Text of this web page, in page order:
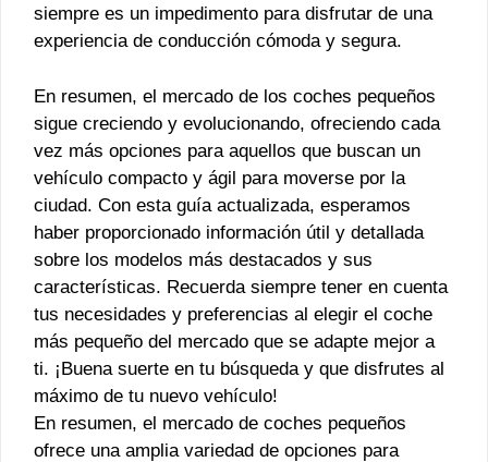
siempre es un impedimento para disfrutar de una
experiencia de conducción cómoda y segura.
En resumen, el mercado de los coches pequeños
sigue creciendo y evolucionando, ofreciendo cada
vez más opciones para aquellos que buscan un
vehículo compacto y ágil para moverse por la
ciudad. Con esta guía actualizada, esperamos
haber proporcionado información útil y detallada
sobre los modelos más destacados y sus
características. Recuerda siempre tener en cuenta
tus necesidades y preferencias al elegir el coche
más pequeño del mercado que se adapte mejor a
ti. ¡Buena suerte en tu búsqueda y que disfrutes al
máximo de tu nuevo vehículo!
En resumen, el mercado de coches pequeños
ofrece una amplia variedad de opciones para